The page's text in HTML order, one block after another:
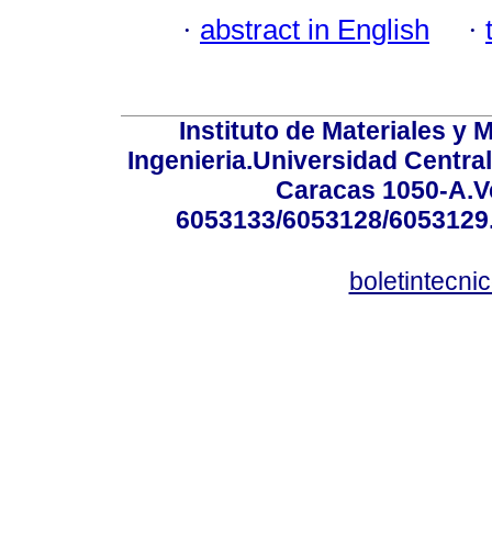
· abstract in English ·
Instituto de Materiales y
Ingenieria.Universidad
Caracas 1050-
6053133/6053128/